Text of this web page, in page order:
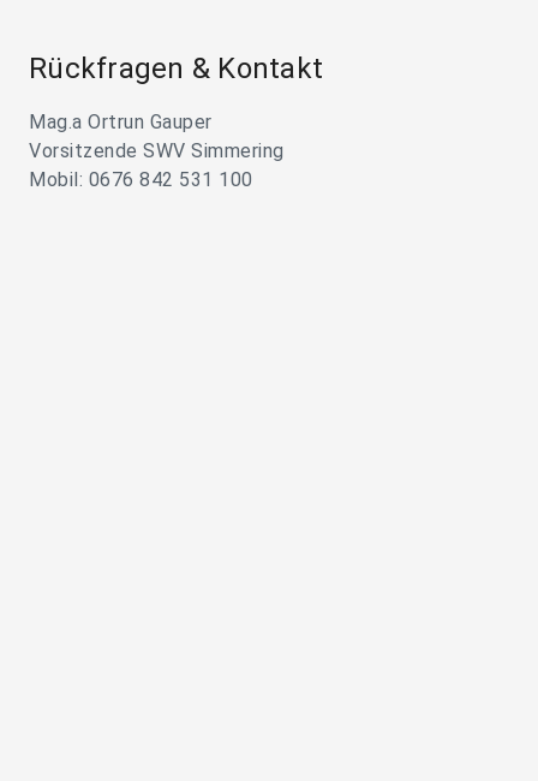
Rückfragen & Kontakt
Mag.a Ortrun Gauper
Vorsitzende SWV Simmering
Mobil: 0676 842 531 100